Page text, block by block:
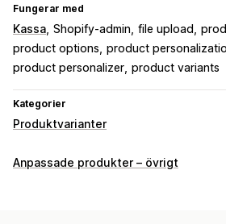
Fungerar med
Kassa Shopify-admin file upload
product options product
product personalizer product variants
Kategorier
Produktvarianter
Anpassning
Anpassade produkter – övrigt